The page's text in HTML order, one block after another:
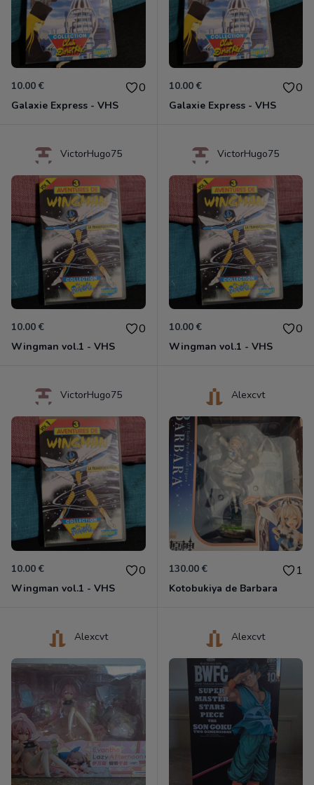
10.00 € 0
Galaxie Express - VHS
10.00 € 0
Galaxie Express - VHS
VictorHugo75
10.00 € 0
Wingman vol.1 - VHS
VictorHugo75
10.00 € 0
Wingman vol.1 - VHS
VictorHugo75
10.00 € 0
Wingman vol.1 - VHS
Alexcvt
130.00 € 1
Kotobukiya de Barbara
Alexcvt Alexcvt